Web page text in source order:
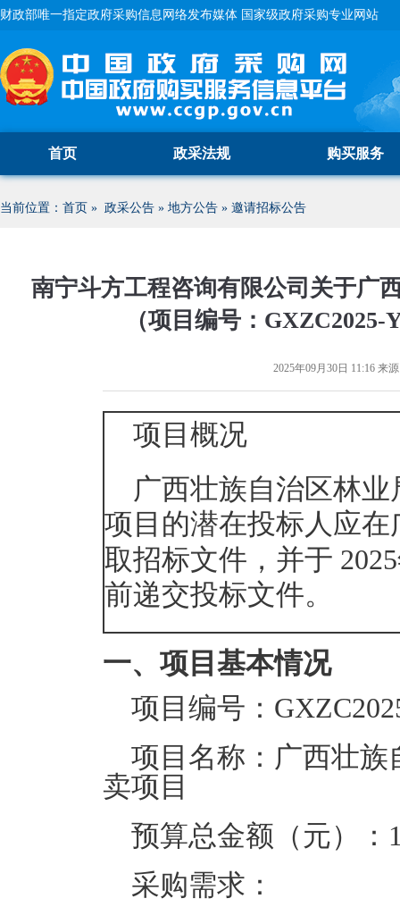
财政部唯一指定政府采购信息网络发布媒体 国家级政府采购专业网站
首页 政采法规 购买服务
当前位置： 首页 » 政采公告 » 地方公告 » 邀请招标公告
南宁斗方工程咨询有限公司关于广
（项目编号：
2025年09月30日 11:16 来
项目概况
广西壮族自治区林
项目的潜在投标人应在
取招标文件，并于
前递交投标文件。
一、项目基本情况
项目编号：
项目名称： 广西壮族
卖项目
预算总金额（元）：
采购需求：